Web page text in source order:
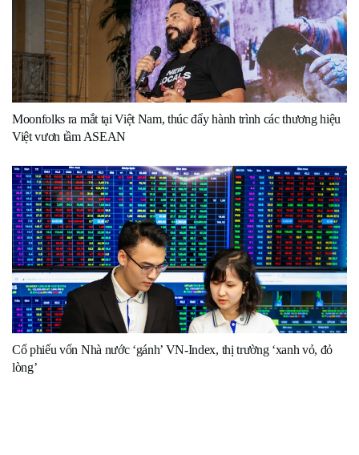
Moonfolks ra mắt tại Việt Nam, thúc đẩy hành trình các thương hiệu
Việt vươn tầm ASEAN
Cổ phiếu vốn Nhà nước ‘gánh’ VN-Index, thị trường ‘xanh vỏ, đỏ
lòng’